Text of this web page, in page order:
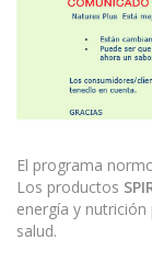
El programa
Los productos
energía y
salud.